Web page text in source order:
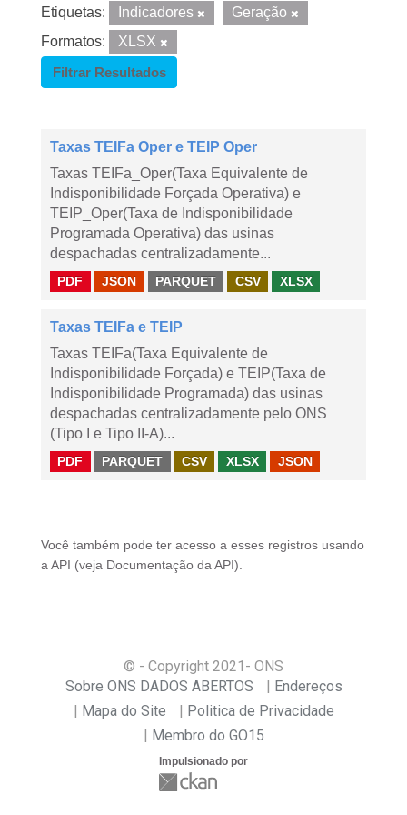
Etiquetas: Indicadores
Geração
Formatos:
XLSX
Filtrar Resultados
Taxas TEIFa Oper e TEIP Oper
Taxas TEIFa_Oper(Taxa Equivalente de
Indisponibilidade Forçada Operativa) e
TEIP_Oper(Taxa de Indisponibilidade
Programada Operativa) das usinas
despachadas centralizadamente...
PDF JSON PARQUET CSV XLSX
Taxas TEIFa e TEIP
Taxas TEIFa(Taxa Equivalente de
Indisponibilidade Forçada) e TEIP(Taxa de
Indisponibilidade Programada) das usinas
despachadas centralizadamente pelo ONS
(Tipo I e Tipo II-A)...
PDF PARQUET CSV XLSX JSON
Você também pode ter acesso a esses registros usando
a API (veja Documentação da API ).
© - Copyright 2021 - ONS
Sobre ONS DADOS ABERTOS
Endereços
Mapa do Site
Politica de Privacidade
Membro do GO15
Impulsionado por